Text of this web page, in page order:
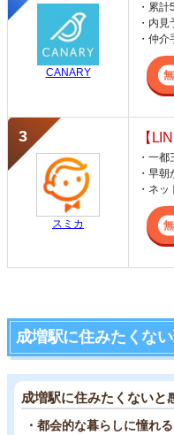
CANARY
・累
・内
・仲
スミカ
【
・一
・早
・ネ
成増駅に住みたくな
成増駅に住みたくないと
・都会的な暮らしに憧れる